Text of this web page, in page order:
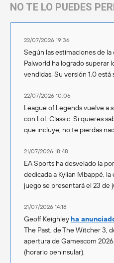
NO TE LO PUEDES
22/07/2026 19:36
Según las estimaciones de
Palworld ha logrado superar
vendidas. Su versión 1.0
22/07/2026 10:06
League of Legends vuelve a
con LoL Classic. Si quieres
que incluye, no te pierdas
21/07/2026 18:48
EA Sports ha desvelado la
dedicada a Kylian Mbappé,
juego se presentará el 23 de
21/07/2026 14:18
Geoff Keighley ha
The Past, de The Witcher 3,
apertura de Gamescom
(horario peninsular).